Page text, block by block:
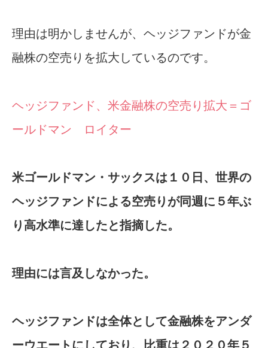
理由は明かしませんが、ヘッジファンドが金
融株の空売りを拡大しているのです。
ヘッジファンド、米金融株の空売り拡大＝ゴ
ールドマン ロイター
米ゴールドマン・サックスは１０日、世界の
ヘッジファンドによる空売りが同週に５年ぶ
り高水準に達したと指摘した。
理由には言及しなかった。
ヘッジファンドは全体として金融株をアンダ
ーウエートにしており、比重は２０２０年５